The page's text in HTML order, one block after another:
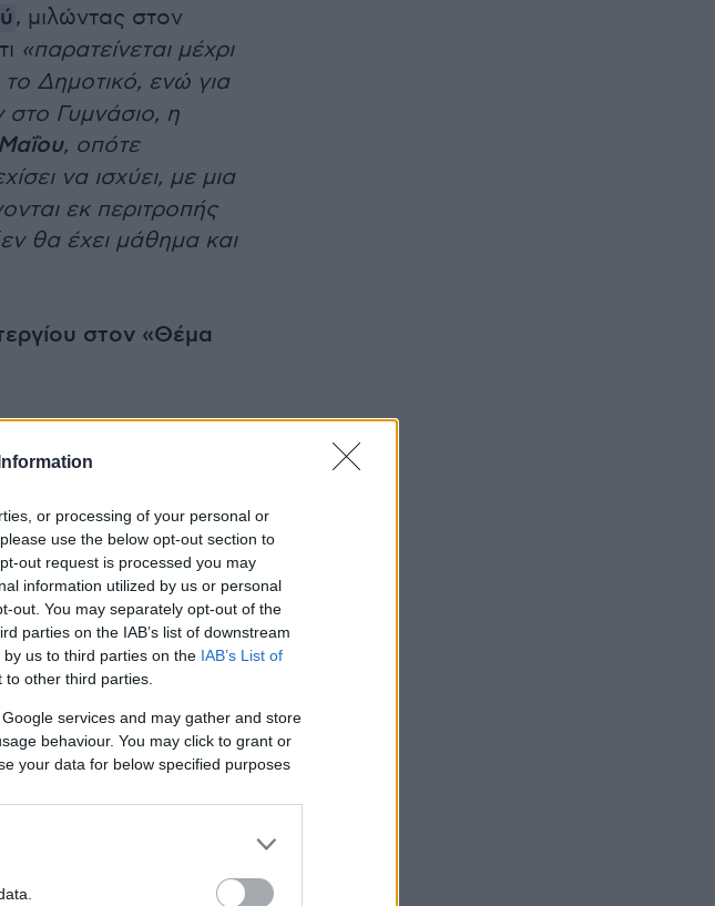
or processing of your personal or
use the below opt-out section to
out request is processed you may
information utilized by us or personal
out. You may separately opt-out of the
parties on the IAB’s list of downstream
us to third parties on the IAB’s List of
other third parties.
services and may gather and store
behaviour. You may click to grant or
your data for below specified purposes
, μιλώντας στον
«παρατείνεται μέχρι
Δημοτικό, ενώ για
στο Γυμνάσιο, η
, οπότε
να ισχύει, με μια
εκ περιτροπής
θα έχει μάθημα και
στον «Θέμα